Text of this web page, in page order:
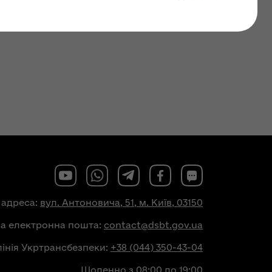
вул. Антоновича, 51, м. Київ, 03150
електронна пошта: contact@dsbt.gov.ua
Укртрансбезпеки: +38 (044) 350-43-04
Щоденно з 08:00 до 19:00